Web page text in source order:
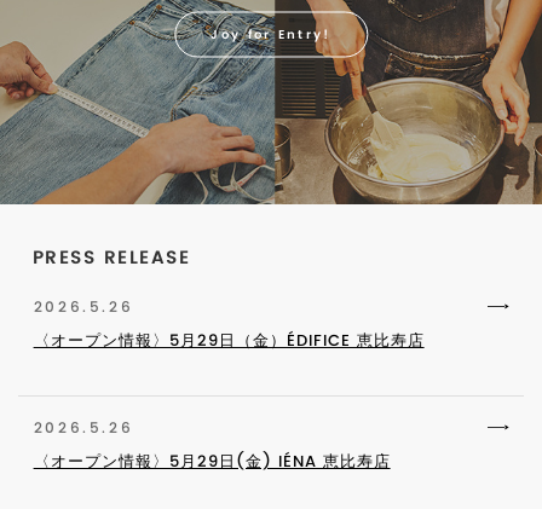
Joy for Entry!
PRESS RELEASE
2026.5.26
〈オープン情報〉5月29日（金）ÉDIFICE 恵比寿店
2026.5.26
〈オープン情報〉5月29日(金) IÉNA 恵比寿店